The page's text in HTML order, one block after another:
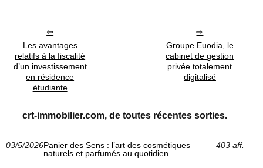
Les avantages
relatifs à la fiscalité
d’un investissement
en résidence
étudiante
Groupe Euodia, le
cabinet de gestion
privée totalement
digitalisé
crt-immobilier.com, de toutes récentes sorties.
03/5/2026Panier des Sens : l’art des cosmétiques
naturels et parfumés au quotidien
403 aff.